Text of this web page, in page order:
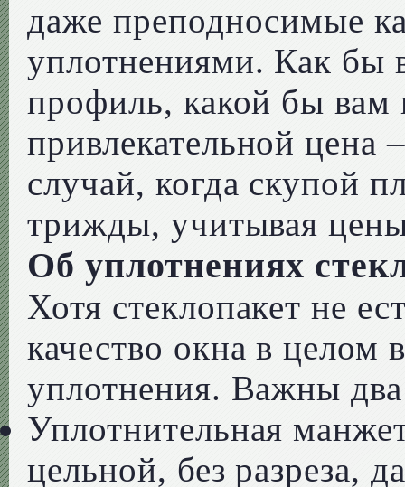
даже преподносимые
уплотнениями. Как бы
профиль, какой бы вам
привлекательной цена
случай, когда скупой
трижды, учитывая
Об уплотнениях
Хотя стеклопакет не
качество окна в целом
уплотнения. Важны два
Уплотнительная
цельной, без разреза,